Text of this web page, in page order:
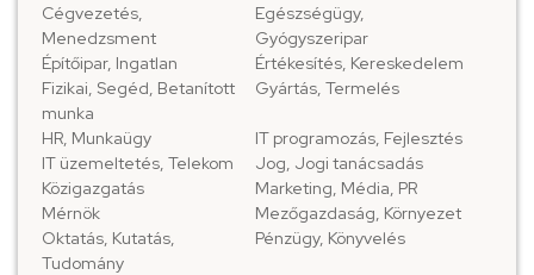
Cégvezetés,
Menedzsment
Egészségügy,
Gyógyszeripar
Építőipar, Ingatlan
Értékesítés, Kereskedelem
Fizikai, Segéd, Betanított
munka
Gyártás, Termelés
HR, Munkaügy
IT programozás, Fejlesztés
IT üzemeltetés, Telekom
Jog, Jogi tanácsadás
Közigazgatás
Marketing, Média, PR
Mérnök
Mezőgazdaság, Környezet
Oktatás, Kutatás,
Tudomány
Pénzügy, Könyvelés